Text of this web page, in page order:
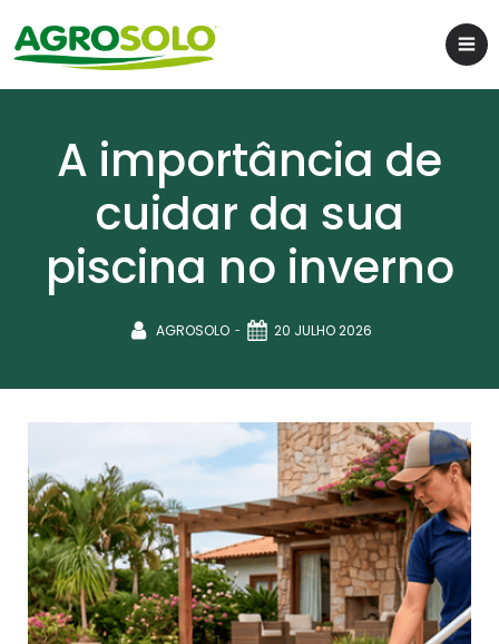
A importância de
cuidar da sua
piscina no inverno
AGROSOLO - 20 JULHO 2026